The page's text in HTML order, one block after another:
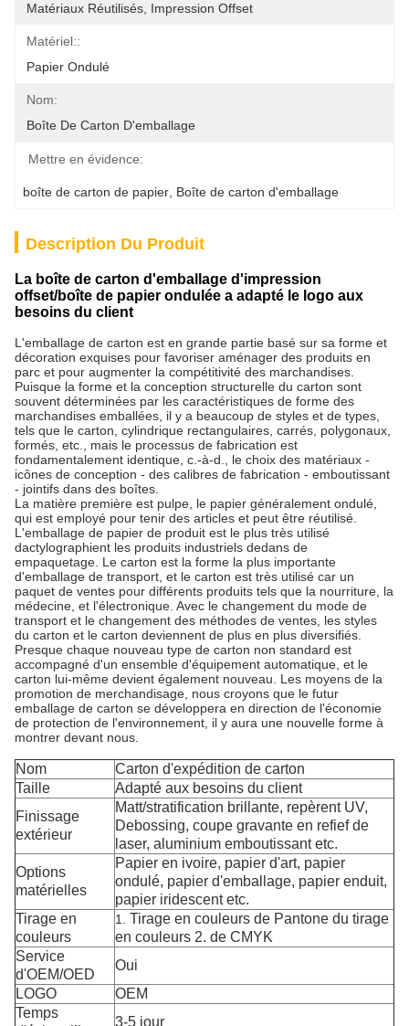
Matériaux Réutilisés, Impression Offset
Matériel::
Papier Ondulé
Nom:
Boîte De Carton D'emballage
Mettre en évidence:
boîte de carton de papier Boîte de carton d'emballage
Description Du Produit
La boîte de carton d'emballage d'impression
offset/boîte de papier ondulée a adapté le logo aux
besoins du client
L'emballage de carton est en grande partie basé sur sa forme et
décoration exquises pour favoriser aménager des produits en
parc et pour augmenter la compétitivité des marchandises.
Puisque la forme et la conception structurelle du carton sont
souvent déterminées par les caractéristiques de forme des
marchandises emballées, il y a beaucoup de styles et de types,
tels que le carton, cylindrique rectangulaires, carrés, polygonaux,
formés, etc., mais le processus de fabrication est
fondamentalement identique, c.-à-d., le choix des matériaux -
icônes de conception - des calibres de fabrication - emboutissant
- jointifs dans des boîtes.
La matière première est pulpe, le papier généralement ondulé,
qui est employé pour tenir des articles et peut être réutilisé.
L'emballage de papier de produit est le plus très utilisé
dactylographient les produits industriels dedans de
empaquetage. Le carton est la forme la plus importante
d'emballage de transport, et le carton est très utilisé car un
paquet de ventes pour différents produits tels que la nourriture, la
médecine, et l'électronique. Avec le changement du mode de
transport et le changement des méthodes de ventes, les styles
du carton et le carton deviennent de plus en plus diversifiés.
Presque chaque nouveau type de carton non standard est
accompagné d'un ensemble d'équipement automatique, et le
carton lui-même devient également nouveau. Les moyens de la
promotion de merchandisage, nous croyons que le futur
emballage de carton se développera en direction de l'économie
de protection de l'environnement, il y aura une nouvelle forme à
montrer devant nous.
Nom
Carton d'expédition de carton
Taille
Adapté aux besoins du client
Finissage
extérieur
Matt/stratification brillante, repèrent UV,
Debossing, coupe gravante en refief de
laser, aluminium emboutissant etc.
Options
matérielles
Papier en ivoire, papier d'art, papier
ondulé, papier d'emballage, papier enduit,
papier iridescent etc.
Tirage en
couleurs
1. Tirage en couleurs de Pantone du tirage
en couleurs 2. de CMYK
Service
d'OEM/OED
Oui
LOGO
OEM
Temps
3-5 jour